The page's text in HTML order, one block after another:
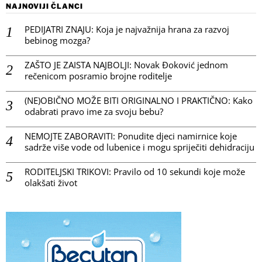
NAJNOVIJI ČLANCI
PEDIJATRI ZNAJU: Koja je najvažnija hrana za razvoj
bebinog mozga?
ZAŠTO JE ZAISTA NAJBOLJI: Novak Đoković jednom
rečenicom posramio brojne roditelje
(NE)OBIČNO MOŽE BITI ORIGINALNO I PRAKTIČNO: Kako
odabrati pravo ime za svoju bebu?
NEMOJTE ZABORAVITI: Ponudite djeci namirnice koje
sadrže više vode od lubenice i mogu spriječiti dehidraciju
RODITELJSKI TRIKOVI: Pravilo od 10 sekundi koje može
olakšati život